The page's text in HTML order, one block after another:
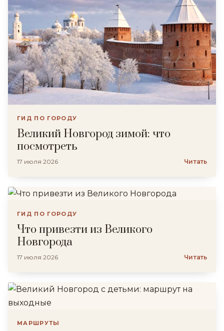
ГИД ПО ГОРОДУ
Великий Новгород зимой: что
посмотреть
17 июля 2026 Читать
ГИД ПО ГОРОДУ
Что привезти из Великого
Новгорода
17 июля 2026 Читать
МАРШРУТЫ